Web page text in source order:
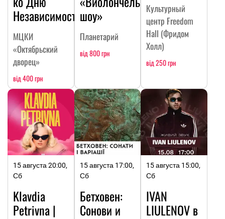
Независимости
МЦКИ
«Октябрьский
дворец»
від 400 грн
шоу»
Планетарий
від 800 грн
Культурный
центр Freedom
Hall (Фридом
Холл)
від 250 грн
15 августа 20:00,
Сб
Klavdia
Petrivna |
15 августа 17:00,
Сб
Бетховен:
Сонови и
15 августа 15:00,
Сб
IVAN
LIULENOV в